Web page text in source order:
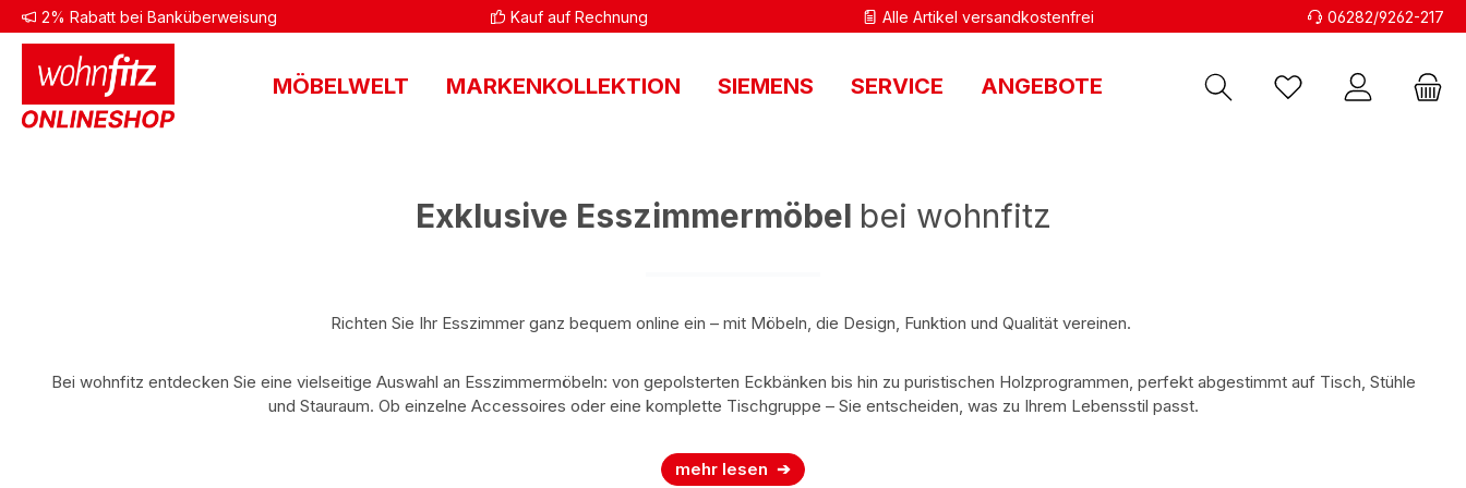
Hauptinhalt springen
Zur Suche springen
Zur Hauptnavigation springen
2% Rabatt bei Banküberweisung Kauf auf Rechnung Alle Artikel versandkostenfrei 06282/9262-217
MÖBELWELT MARKENKOLLEKTION SIEMENS SERVICE ANGEBOTE
Exklusive Esszimmermöbel bei wohnfitz
Richten Sie Ihr Esszimmer ganz bequem online ein – mit Möbeln, die Design, Funktion und Qualität vereinen.
Bei wohnfitz entdecken Sie eine vielseitige Auswahl an Esszimmermöbeln: von gepolsterten Eckbänken bis hin zu puristischen Holzprogrammen, perfekt abgestimmt auf Tisch, Stühle
und Stauraum. Ob einzelne Accessoires oder eine komplette Tischgruppe – Sie entscheiden, was zu Ihrem Lebensstil passt.
mehr lesen